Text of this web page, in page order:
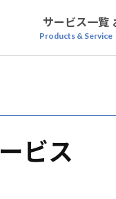
サービス一覧
Products & Service
ビス